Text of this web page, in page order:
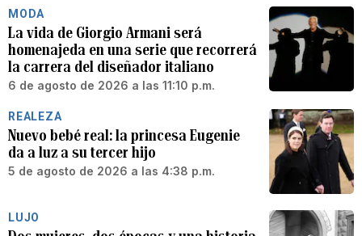
MODA
La vida de Giorgio Armani será
homenajeda en una serie que recorrerá
la carrera del diseñador italiano
6 de agosto de 2026 a las 11:10 p.m.
REALEZA
Nuevo bebé real: la princesa Eugenie
da a luz a su tercer hijo
5 de agosto de 2026 a las 4:38 p.m.
LUJO